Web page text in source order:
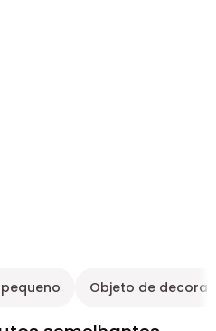
Objeto de